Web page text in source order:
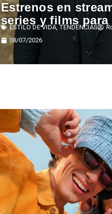
Estrenos en
series y films
ESTILO DE VIDA, TENDENCIAS
08/07/2026